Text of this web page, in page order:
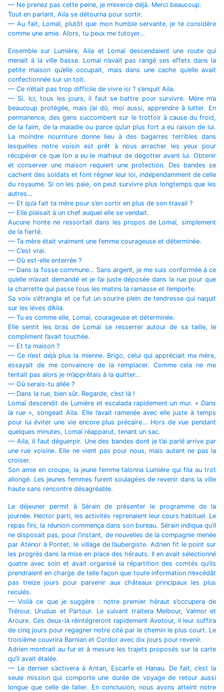
— Ne prenez pas cette peine, je m’exerce déjà. Merci beaucoup.
Tout en parlant, Aila se détourna pour sortir.
— Au fait, Lomaï, plutôt que mon humble servante, je te considère
comme une amie. Alors, tu peux me tutoyer…
Ensemble sur Lumière, Aila et Lomaï descendaient une route qui
menait à la ville basse. Lomaï n’avait pas rangé ses effets dans la
petite maison qu’elle occupait, mais dans une cache qu’elle avait
confectionnée sur un toit.
— Ce n’était pas trop difficile de vivre ici ? s’enquit Aila.
— Si. Ici, tous les jours, il faut se battre pour survivre. Mère m’a
beaucoup protégée, mais j’ai dû, moi aussi, apprendre à lutter. En
permanence, des gens succombent sur le trottoir à cause du froid,
de la faim, de la maladie ou parce qu’un plus fort a eu raison de lui.
La moindre nourriture donne lieu à des bagarres terribles dans
lesquelles notre voisin est prêt à nous arracher les yeux pour
récupérer ce que l’on a eu le malheur de dégotter avant lui. Obtenir
et conserver une maison requiert une protection. Des bandes se
cachent des soldats et font régner leur loi, indépendamment de celle
du royaume. Si on les paie, on peut survivre plus longtemps que les
autres…
— Et qu’a fait ta mère pour s’en sortir en plus de son travail ?
— Elle plaisait à un chef auquel elle se vendait.
Aucune honte ne ressortait dans les propos de Lomaï, simplement
de la fierté.
— Ta mère était vraiment une femme courageuse et déterminée.
— C’est vrai.
— Où est-elle enterrée ?
— Dans la fosse commune… Sans argent, je me suis conformée à ce
qu’elle m’avait demandé et je l’ai juste déposée dans la rue pour que
la charrette qui passe tous les matins la ramasse et l’emporte.
Sa voix s’étrangla et ce fut un sourire plein de tendresse qui naquit
sur les lèves d’Aila.
— Tu es comme elle, Lomaï, courageuse et déterminée.
Elle sentit les bras de Lomaï se resserrer autour de sa taille, le
compliment l’avait touchée.
— Et ta maison ?
— Ce n’est déjà plus la mienne. Brigo, celui qui appréciait ma mère,
essayait de me convaincre de la remplacer. Comme cela ne me
tentait pas alors je m’apprêtais à la quitter…
— Où serais-tu allée ?
— Dans la rue, bien sûr. Regarde, c’est là !
Lomaï descendit de Lumière et escalada rapidement un mur. « Dans
la rue», songeait Aila. Elle l’avait ramenée avec elle juste à temps
pour lui éviter une vie encore plus précaire… Hors de vue pendant
quelques minutes, Lomaï réapparut, tenant un sac.
— Aila, il faut déguerpir. Une des bandes dont je t’ai parlé arrive par
une rue voisine. Elle ne vient pas pour nous, mais autant ne pas la
croiser.
Son amie en croupe, la jeune femme talonna Lumière qui fila au trot
allongé. Les jeunes femmes furent soulagées de revenir dans la ville
haute sans rencontre désagréable.
Le déjeuner permit à Sérain de présenter le programme de la
journée. Hector parti, les activités reprenaient leur cours habituel. Le
repas fini, la réunion commença dans son bureau. Sérain indiqua qu’il
ne disposait pas, pour l’instant, de nouvelles de la compagnie menée
par Aténor à Pontet, le village de l’aubergiste. Adrien fit le point sur
les progrès dans la mise en place des hérauts. Il en avait sélectionné
quatre avec soin et avait organisé la répartition des comtés qu’ils
prendraient en charge de telle façon que toute information n’excédât
pas treize jours pour parvenir aux châteaux principaux les plus
reculés.
— Voilà ce que je suggère : notre premier héraut s’occupera de
Trérour, Uruduo et Partour. Le suivant traitera Melbour, Valmor et
Aroure. Ces deux-là réintégreront rapidement Avotour, il leur suffira
de cinq jours pour regagner notre cité par le chemin le plus court. Le
troisième couvrira Barnian et Cordor avec dix jours pour revenir.
Adrien montrait au fur et à mesure les trajets proposés sur la carte
qu’il avait étalée.
— Le dernier s’activera à Antan, Escarfe et Hanau. De fait, c’est la
seule mission qui comporte une durée de voyage de retour aussi
longue que celle de l’aller. En conclusion, nous avons atteint notre